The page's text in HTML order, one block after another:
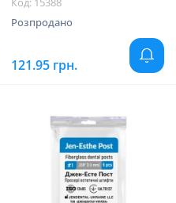
Розпродано
121.95 грн.